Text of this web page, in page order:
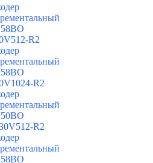
R2
R2
R2